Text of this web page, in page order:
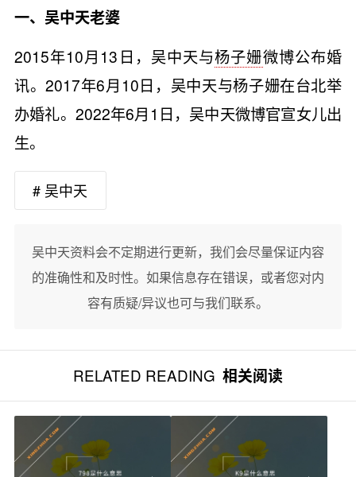
一、吴中天老婆
2015年10月13日，吴中天与杨子姗微博公布婚
讯。2017年6月10日，吴中天与杨子姗在台北举
办婚礼。2022年6月1日，吴中天微博官宣女儿出
生。
# 吴中天
吴中天资料会不定期进行更新，我们会尽量保证内容
的准确性和及时性。如果信息存在错误，或者您对内
容有质疑/异议也可与我们联系。
RELATED READING 相关阅读